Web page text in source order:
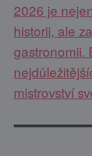
2026 je
historii, ale
gastronomii.
mistrovství